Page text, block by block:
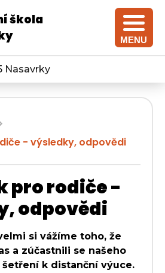
škola
MENU
Nasavrky
- výsledky, odpovědi
pro rodiče -
odpovědi
si vážíme toho, že
a zúčastnili se našeho
k distanční výuce.